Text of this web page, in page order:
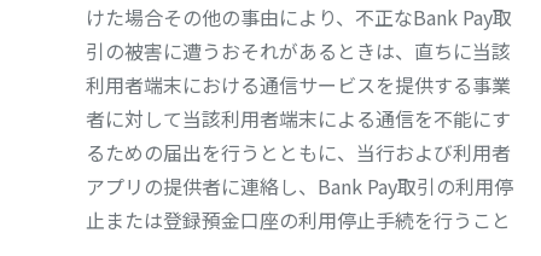
けた場合その他の事由により、不正なBank Pay取
引の被害に遭うおそれがあるときは、直ちに当該
利用者端末における通信サービスを提供する事業
者に対して当該利用者端末による通信を不能にす
るための届出を行うとともに、当行および利用者
アプリの提供者に連絡し、Bank Pay取引の利用停
止または登録預金口座の利用停止手続を行うこと